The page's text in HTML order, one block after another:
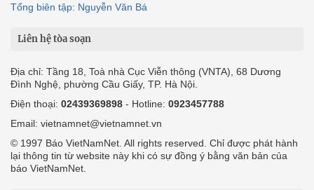
Tổng biên tập: Nguyễn Văn Bá
Liên hệ tòa soạn
Địa chỉ: Tầng 18, Toà nhà Cục Viễn thông (VNTA), 68 Dương
Đình Nghệ, phường Cầu Giấy, TP. Hà Nội.
Điện thoại: 02439369898 - Hotline: 0923457788
Email: vietnamnet@vietnamnet.vn
© 1997 Báo VietNamNet. All rights reserved. Chỉ được phát hành
lại thông tin từ website này khi có sự đồng ý bằng văn bản của
báo VietNamNet.